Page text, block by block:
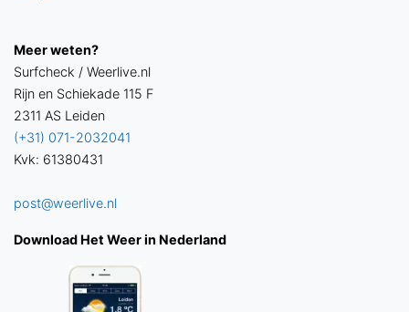
Meer weten?
Surfcheck / Weerlive.nl
Rijn en Schiekade 115 F
2311 AS Leiden
(+31) 071-2032041
Kvk: 61380431
post@weerlive.nl
Download Het Weer in Nederland